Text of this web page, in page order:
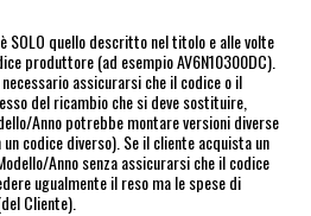
SOLO quello descritto nel titolo e alle volte
produttore (ad esempio AV6N10300DC).
assicurarsi che il codice o il
del ricambio che si deve sostituire,
Anno potrebbe montare versioni diverse
codice diverso). Se il cliente acquista un
Anno senza assicurarsi che il codice
ugualmente il reso ma le spese di
Cliente).